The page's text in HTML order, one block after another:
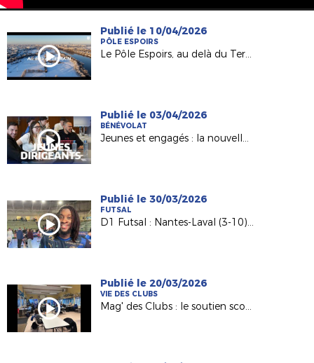
Publié le 10/04/2026
PÔLE ESPOIRS
Le Pôle Espoirs, au delà du Terrain
Publié le 03/04/2026
BÉNÉVOLAT
Jeunes et engagés : la nouvelle génération de dirigeants
Publié le 30/03/2026
FUTSAL
D1 Futsal : Nantes-Laval (3-10), les réactions d’après match
Publié le 20/03/2026
VIE DES CLUBS
Mag' des Clubs : le soutien scolaire au sein de l'AS Saint-Hilaire Vihiers Saint-Paul